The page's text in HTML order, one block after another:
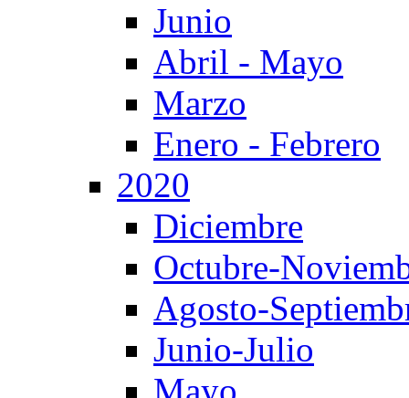
Junio
Abril - Mayo
Marzo
Enero - Febrero
2020
Diciembre
Octubre-
Agosto-
Junio-Julio